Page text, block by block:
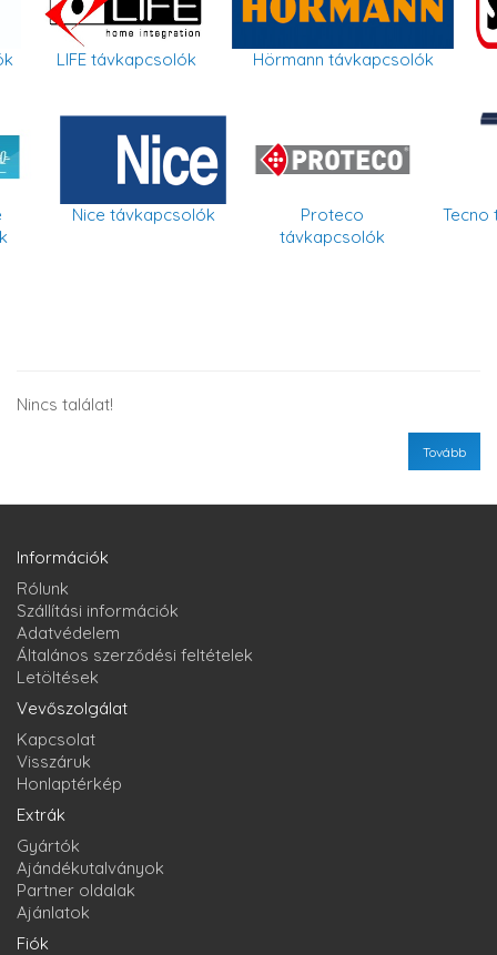
LIFE távkapcsolók Hörmann távkapcsolók
Nice távkapcsolók
Proteco
távkapcsolók
Tecno
Nincs találat!
Tovább
Információk
Rólunk
Szállítási információk
Adatvédelem
Általános szerződési feltételek
Letöltések
Vevőszolgálat
Kapcsolat
Visszáruk
Honlaptérkép
Extrák
Gyártók
Ajándékutalványok
Partner oldalak
Ajánlatok
Fiók